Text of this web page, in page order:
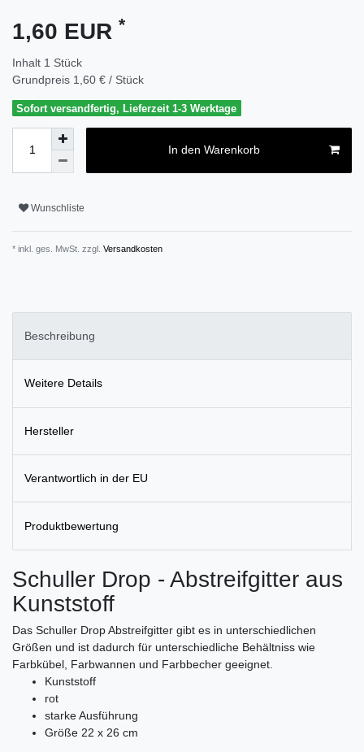
1,60 EUR *
Inhalt 1 Stück
Grundpreis 1,60 € / Stück
Sofort versandfertig, Lieferzeit 1-3 Werktage
In den Warenkorb
Wunschliste
* inkl. ges. MwSt. zzgl. Versandkosten
Beschreibung
Weitere Details
Hersteller
Verantwortlich in der EU
Produktbewertung
Schuller Drop - Abstreifgitter aus
Kunststoff
Das Schuller Drop Abstreifgitter gibt es in unterschiedlichen
Größen und ist dadurch für unterschiedliche Behältniss wie
Farbkübel, Farbwannen und Farbbecher geeignet.
Kunststoff
rot
starke Ausführung
Größe 22 x 26 cm